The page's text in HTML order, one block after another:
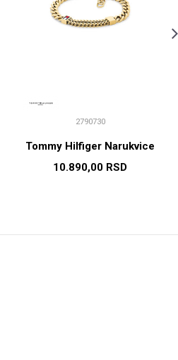
2790730
Tommy Hilfiger Narukvice
10.890,00 RSD